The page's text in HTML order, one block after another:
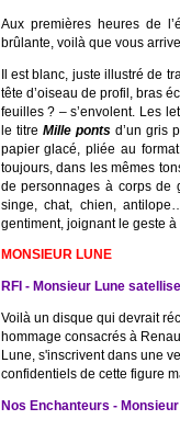
Aux premières heures de
brûlante, voilà que vous
Il est blanc, juste illustré de
tête d’oiseau de profil, bras
feuilles ? – s’envolent. Les
le titre Mille pontsd’un gris
papier glacé, pliée au
toujours, dans les mêmes
de personnages à corps de
singe, chat, chien,
gentiment, joignant le geste à
MONSIEUR LUNE
RFI - Monsieur Lune
Voilà un disque qui devrait
hommage consacrés à
Lune, s'inscrivent dans une
confidentiels de cette figure
Nos Enchanteurs -